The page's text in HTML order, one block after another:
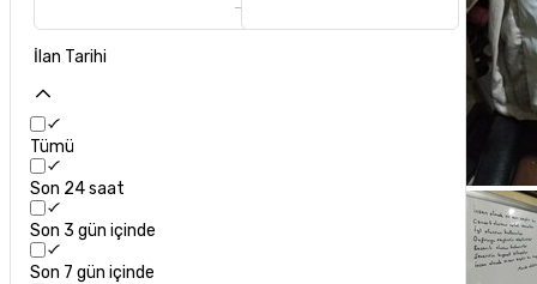
İlan Tarihi
Tümü
Son 24 saat
Son 3 gün içinde
Son 7 gün içinde